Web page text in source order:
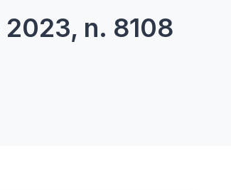
n. 8108